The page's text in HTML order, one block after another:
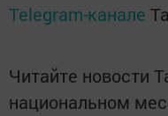
Telegram-канале
Читайте новости
национальном